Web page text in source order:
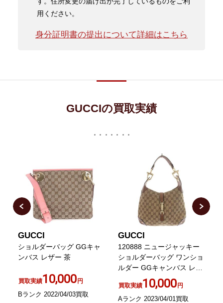
用ください。
身分証明書の提出について詳細はこちら
GUCCIの買取実績
GUCCI
ショルダーバッグ GGキャ
ンバス レザー 茶
買取実績10,000円
Bランク 2022/04/03買取
GUCCI
120888 ニュージャッキー
ショルダーバッグ ワンショ
ルダー GGキャンバス レザ
ー ベージュ
買取実績10,000円
Aランク 2023/04/01買取